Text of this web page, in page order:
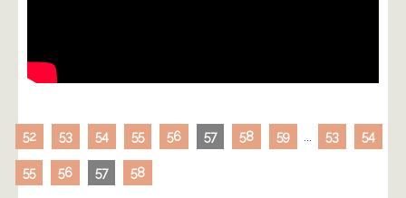
52 53 54 55 56 57 58 59 53 54
55 56 57 58